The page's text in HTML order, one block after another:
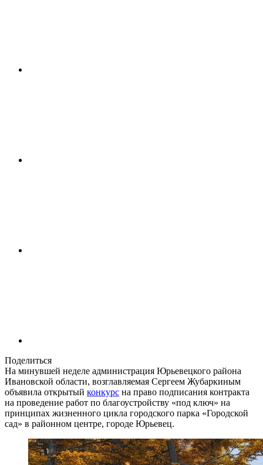
Поделиться
На минувшей неделе администрация Юрьевецкого района
Ивановской области, возглавляемая Сергеем Жубаркиным
объявила открытый конкурс на право подписания контракта
на проведение работ по благоустройству «под ключ» на
принципах жизненного цикла городского парка «Городской
сад» в районном центре, городе Юрьевец.